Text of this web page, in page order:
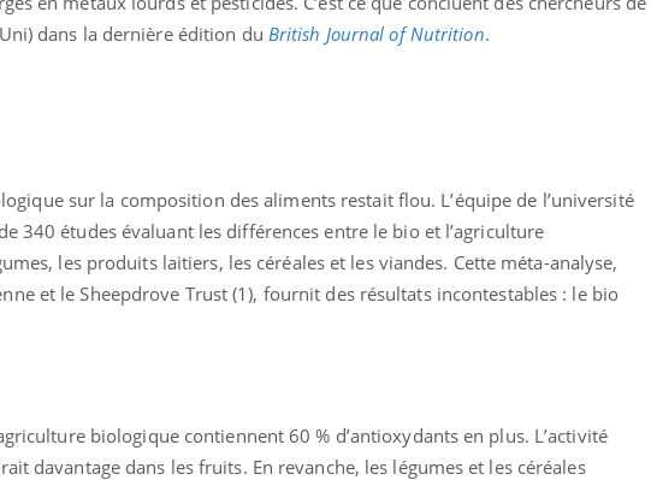
dans la dernière édition du British Journal of Nutrition.
sur la composition des aliments restait flou. L’équipe de l’université
340 études évaluant les différences entre le bio et l’agriculture
les produits laitiers, les céréales et les viandes. Cette méta-analyse,
et le Sheepdrove Trust (1), fournit des résultats incontestables : le bio
biologique contiennent 60 % d’antioxydants en plus. L’activité
davantage dans les fruits. En revanche, les légumes et les céréales
charge des femmes
enceintes